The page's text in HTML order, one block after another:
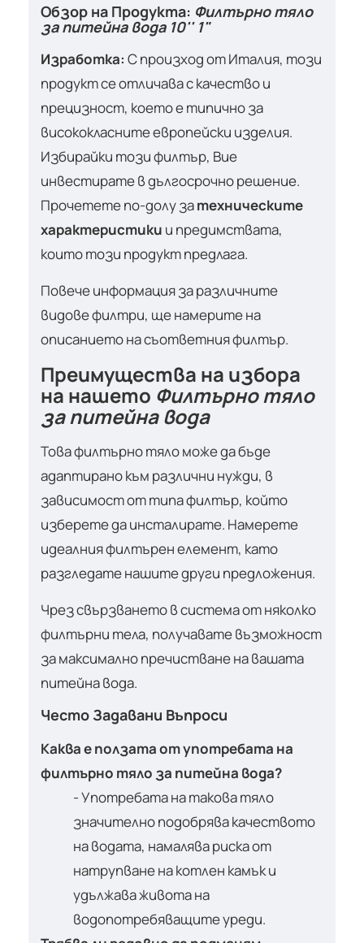
Обзор на Продукта: Филтърно тяло
за питейна вода 10'' 1"
Изработка: С произход от Италия, този
продукт се отличава с качество и
прецизност, което е типично за
висококласните европейски изделия.
Избирайки този филтър, Вие
инвестирате в дългосрочно решение.
Прочетете по-долу затехническите
характеристики и предимствата,
които този продукт предлага.
Повече информация за различните
видове филтри, ще намерите на
описанието на съответния филтър.
Преимущества на избора
на нашето Филтърно тяло
за питейна вода
Това филтърно тяло може да бъде
адаптирано към различни нужди, в
зависимост от типа филтър, който
изберете да инсталирате. Намерете
идеалния филтърен елемент, като
разгледате нашите други предложения.
Чрез свързването в система от няколко
филтърни тела, получавате възможност
за максимално пречистване на вашата
питейна вода.
Често Задавани Въпроси
Каква е ползата от употребата на
филтърно тяло за питейна вода?
- Употребата на такова тяло
значително подобрява качеството
на водата, намалява риска от
натрупване на котлен камък и
удължава живота на
водопотребяващите уреди.